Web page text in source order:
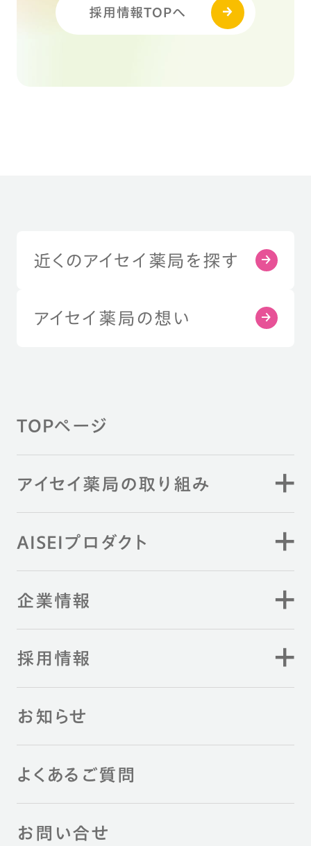
採用情報TOPへ
近くのアイセイ薬局を探す
アイセイ薬局の想い
TOPページ
アイセイ薬局の取り組み
AISEIプロダクト
企業情報
採用情報
お知らせ
よくあるご質問
お問い合せ